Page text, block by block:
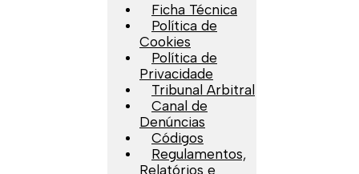
Ficha Técnica
Política de
Cookies
Política de
Privacidade
Tribunal Arbitral
Canal de
Denúncias
Códigos
Regulamentos,
Relatórios e